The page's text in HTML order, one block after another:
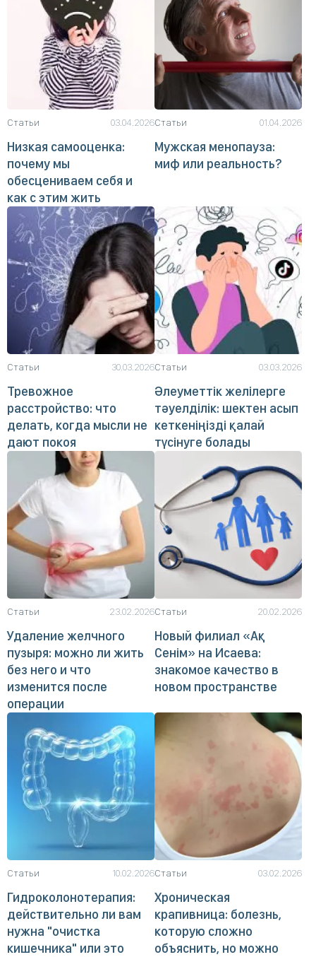
Статьи 03.04.2026
Низкая самооценка:
почему мы
обесцениваем себя и
как с этим жить
Статьи 01.04.2026
Мужская менопауза:
миф или реальность?
Статьи 30.03.2026
Тревожное
расстройство: что
делать, когда мысли не
дают покоя
Статьи 03.03.2026
Әлеуметтік желілерге
тәуелділік: шектен асып
кеткеніңізді қалай
түсінуге болады
Статьи 23.02.2026
Удаление желчного
пузыря: можно ли жить
без него и что
изменится после
операции
Статьи 20.02.2026
Новый филиал «Ақ
Сенім» на Исаева:
знакомое качество в
новом пространстве
Статьи 10.02.2026
Гидроколонотерапия:
действительно ли вам
нужна "очистка
кишечника" или это
Статьи 03.02.2026
Хроническая
крапивница: болезнь,
которую сложно
объяснить, но можно